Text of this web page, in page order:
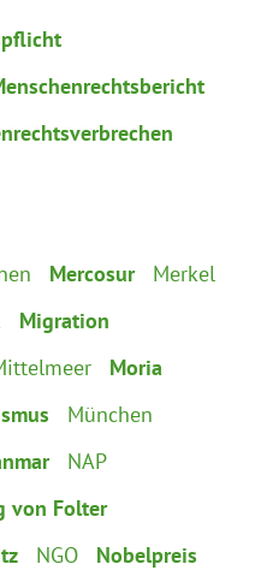
Mercosur
Merkel
Migration
Moria
München
NAP
von Folter
NGO
Nobelpreis